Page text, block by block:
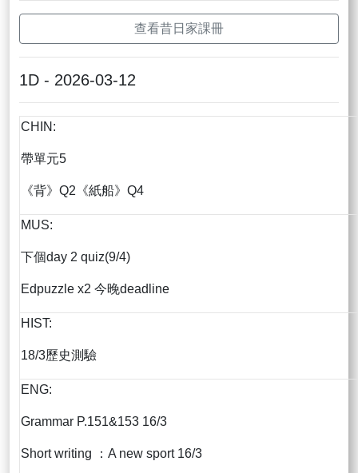
查看昔日家課冊
1D - 2026-03-12
CHIN:
帶單元5
《背》Q2《紙船》Q4
MUS:
下個day 2 quiz(9/4)
Edpuzzle x2 今晚deadline
HIST:
18/3歷史測驗
ENG:
Grammar P.151&153 16/3
Short writing ：A new sport 16/3